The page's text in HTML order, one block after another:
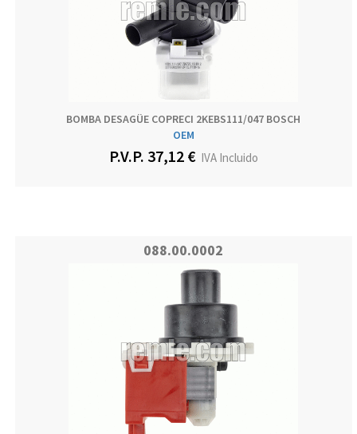
BOMBA DESAGÜE COPRECI 2KEBS111/047 BOSCH
OEM
P.V.P. 37,12 €IVA Incluido
088.00.0002